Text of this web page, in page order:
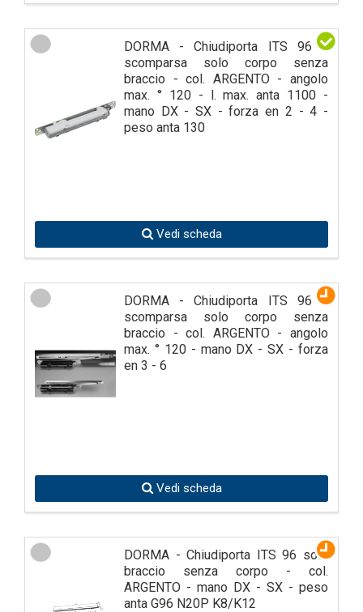
DORMA - Chiudiporta ITS 96 a
scomparsa solo corpo senza
braccio - col. ARGENTO - angolo
max. ° 120 - l. max. anta 1100 -
mano DX - SX - forza en 2 - 4 -
peso anta 130
Vedi scheda
DORMA - Chiudiporta ITS 96 a
scomparsa solo corpo senza
braccio - col. ARGENTO - angolo
max. ° 120 - mano DX - SX - forza
en 3 - 6
Vedi scheda
DORMA - Chiudiporta ITS 96 solo
braccio senza corpo - col.
ARGENTO - mano DX - SX - peso
anta G96 N20P K8/K12